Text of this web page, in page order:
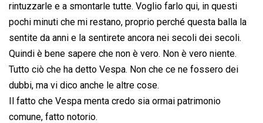
rintuzzarle e a smontarle tutte. Voglio farlo qui, in questi
pochi minuti che mi restano, proprio perché questa balla la
sentite da anni e la sentirete ancora nei secoli dei secoli.
Quindi è bene sapere che non è vero. Non è vero niente.
Tutto ciò che ha detto Vespa. Non che ce ne fossero dei
dubbi, ma vi dico anche le altre cose.
Il fatto che Vespa menta credo sia ormai patrimonio
comune, fatto notorio.